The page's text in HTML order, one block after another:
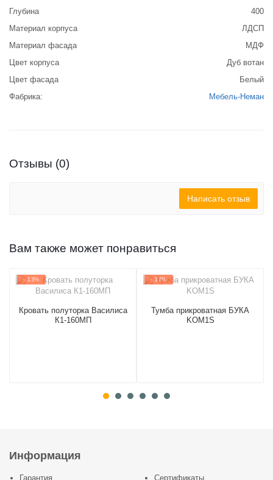
Глубина
400
Материал корпуса
ЛДСП
Материал фасада
МДФ
Цвет корпуса
Дуб вотан
Цвет фасада
Белый
Фабрика:
Мебель-Неман
Отзывы (0)
Написать отзыв
Вам также может понравиться
- 13%
Кровать полуторка Василиса
К1-160МП
- 17%
Тумба прикроватная БУКА
KOM1S
Информация
Гарантия
Сертификаты